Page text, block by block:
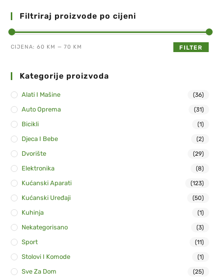
Filtriraj proizvode po cijeni
FILTER
CIJENA:60 KM —70 KM
Kategorije proizvoda
Alati I Mašine (36)
Auto Oprema (31)
Bicikli (1)
Djeca I Bebe (2)
Dvorište (29)
Elektronika (8)
Kućanski Aparati (123)
Kućanski Uređaji (50)
Kuhinja (1)
Nekategorisano (3)
Sport (11)
Stolovi I Komode (1)
Sve Za Dom (25)